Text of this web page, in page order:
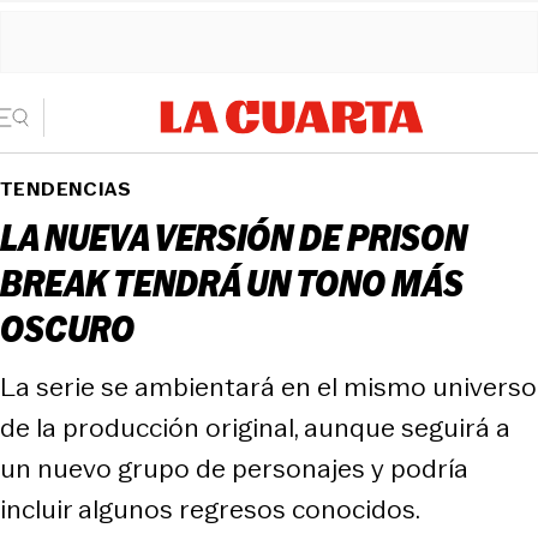
TENDENCIAS
LA NUEVA VERSIÓN DE PRISON
BREAK TENDRÁ UN TONO MÁS
OSCURO
La serie se ambientará en el mismo universo
de la producción original, aunque seguirá a
un nuevo grupo de personajes y podría
incluir algunos regresos conocidos.